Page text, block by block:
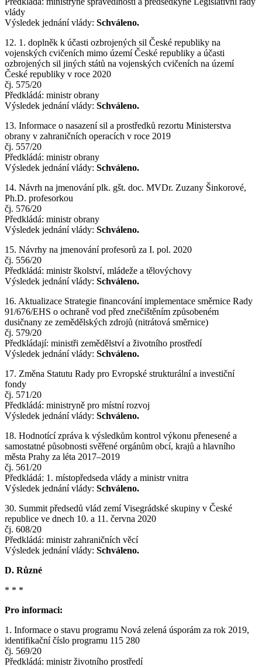
vlády
Výsledek jednání vlády: Schváleno.
12. 1. doplněk k účasti ozbrojených sil České republiky na
vojenských cvičeních mimo území České republiky a účasti
ozbrojených sil jiných států na vojenských cvičeních na území
České republiky v roce 2020
čj. 575/20
Předkládá: ministr obrany
Výsledek jednání vlády: Schváleno.
13. Informace o nasazení sil a prostředků rezortu Ministerstva
obrany v zahraničních operacích v roce 2019
čj. 557/20
Předkládá: ministr obrany
Výsledek jednání vlády: Schváleno.
14. Návrh na jmenování plk. gšt. doc. MVDr. Zuzany Šinkorové,
Ph.D. profesorkou
čj. 576/20
Předkládá: ministr obrany
Výsledek jednání vlády: Schváleno.
15. Návrhy na jmenování profesorů za I. pol. 2020
čj. 556/20
Předkládá: ministr školství‚ mládeže a tělovýchovy
Výsledek jednání vlády: Schváleno.
16. Aktualizace Strategie financování implementace směrnice Rady
91/676/EHS o ochraně vod před znečištěním způsobeném
dusičnany ze zemědělských zdrojů (nitrátová směrnice)
čj. 579/20
Předkládají: ministři zemědělství a životního prostředí
Výsledek jednání vlády: Schváleno.
17. Změna Statutu Rady pro Evropské strukturální a investiční
fondy
čj. 571/20
Předkládá: ministryně pro místní rozvoj
Výsledek jednání vlády: Schváleno.
18. Hodnotící zpráva k výsledkům kontrol výkonu přenesené a
samostatné působnosti svěřené orgánům obcí, krajů a hlavního
města Prahy za léta 2017–2019
čj. 561/20
Předkládá: 1. místopředseda vlády a ministr vnitra
Výsledek jednání vlády: Schváleno.
30. Summit předsedů vlád zemí Visegrádské skupiny v České
republice ve dnech 10. a 11. června 2020
čj. 608/20
Předkládá: ministr zahraničních věcí
Výsledek jednání vlády: Schváleno.
D. Různé
* * *
Pro informaci:
1. Informace o stavu programu Nová zelená úsporám za rok 2019,
identifikační číslo programu 115 280
čj. 569/20
Předkládá: ministr životního prostředí